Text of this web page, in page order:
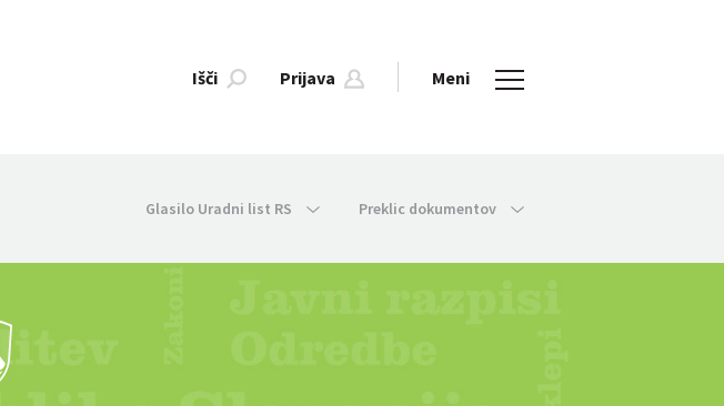
Išči Prijava Meni
Glasilo Uradni list RS Preklic dokumentov